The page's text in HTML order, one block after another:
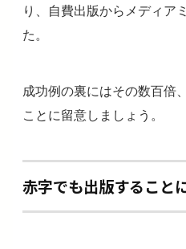
り、自費出版からメディア
た。
成功例の裏にはその数百倍
ことに留意しましょう。
赤字でも出版すること